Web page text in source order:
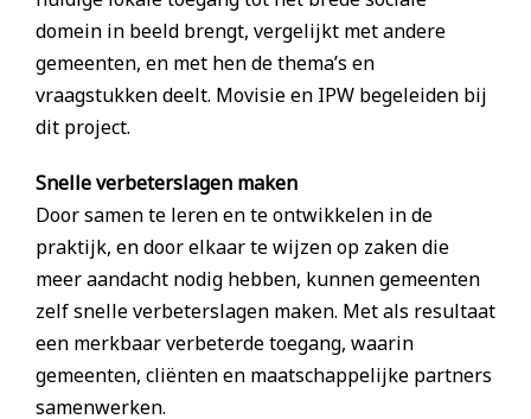
domein in beeld brengt, vergelijkt met andere
gemeenten, en met hen de thema’s en
vraagstukken deelt. Movisie en IPW begeleiden bij
dit project.
Snelle verbeterslagen maken
Door samen te leren en te ontwikkelen in de
praktijk, en door elkaar te wijzen op zaken die
meer aandacht nodig hebben, kunnen gemeenten
zelf snelle verbeterslagen maken. Met als resultaat
een merkbaar verbeterde toegang, waarin
gemeenten, cliënten en maatschappelijke partners
samenwerken.